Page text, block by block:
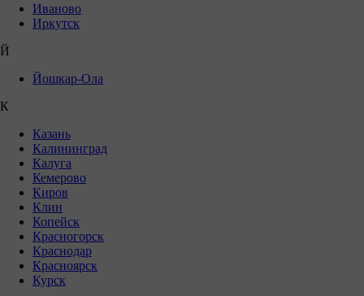
Иваново
Иркутск
Й
Йошкар-Ола
К
Казань
Калининград
Калуга
Кемерово
Киров
Клин
Копейск
Красногорск
Краснодар
Красноярск
Курск